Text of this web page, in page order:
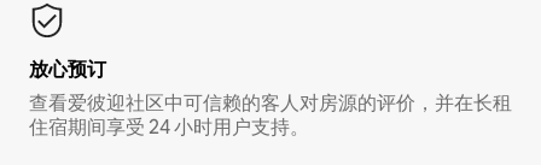
放心预订
查看爱彼迎社区中可信赖的客人对房源的评价，并在长租
住宿期间享受 24 小时用户支持。